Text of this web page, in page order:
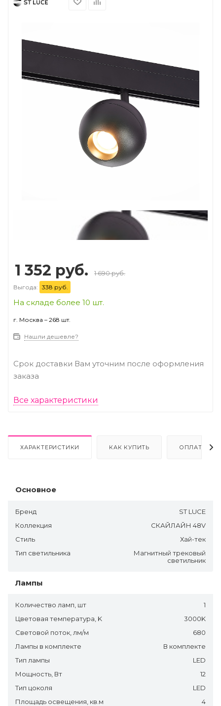
Next
1 352 руб. 1 690 руб.
Выгода: 338 руб.
На складе более 10 шт.
г. Москва – 268 шт.
Нашли дешевле?
Срок доставки Вам уточним после оформления
заказа
Все характеристики
ХАРАКТЕРИСТИКИ КАК КУПИТЬ ОПЛАТА
Основное
Бренд
ST LUCE
Коллекция
СКАЙЛАЙН 48V
Стиль
Хай-тек
Тип светильника
Магнитный трековый
светильник
Лампы
Количество ламп, шт
1
Цветовая температура, K
3000K
Световой поток, лм/м
680
Лампы в комплекте
В комплекте
Тип лампы
LED
Мощность, Вт
12
Тип цоколя
LED
Площадь освещения, кв.м
4